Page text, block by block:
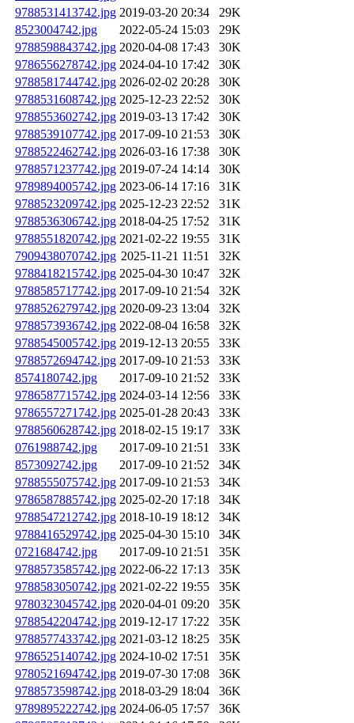
9788531413742.jpg 2019-03-20 20:34
29K
8523004742.jpg
2022-05-24 15:03
29K
9788598843742.jpg 2020-04-08 17:43
30K
9786556278742.jpg 2024-04-10 17:42
30K
9788581744742.jpg 2026-02-02 20:28
30K
9788531608742.jpg 2025-12-23 22:52
30K
9788553602742.jpg 2019-03-13 17:42
30K
9788539107742.jpg 2017-09-10 21:53
30K
9788522462742.jpg 2026-03-16 17:38
30K
9788571237742.jpg 2019-07-24 14:14
30K
9789894005742.jpg 2023-06-14 17:16
31K
9788523209742.jpg 2025-12-23 22:52
31K
9788536306742.jpg 2018-04-25 17:52
31K
9788551820742.jpg 2021-02-22 19:55
31K
7909438070742.jpg 2025-11-21 11:51
32K
9788418215742.jpg 2025-04-30 10:47
32K
9788585717742.jpg 2017-09-10 21:54
32K
9788526279742.jpg 2020-09-23 13:04
32K
9788573936742.jpg 2022-08-04 16:58
32K
9788545005742.jpg 2019-12-13 20:55
33K
9788572694742.jpg 2017-09-10 21:53
33K
8574180742.jpg
2017-09-10 21:52
33K
9786587715742.jpg 2024-03-14 12:56
33K
9786557271742.jpg 2025-01-28 20:43
33K
9788560628742.jpg 2018-02-15 19:17
33K
0761988742.jpg
2017-09-10 21:51
33K
8573092742.jpg
2017-09-10 21:52
34K
9788555075742.jpg 2017-09-10 21:53
34K
9786587885742.jpg 2025-02-20 17:18
34K
9788547212742.jpg 2018-10-19 18:12
34K
9788416529742.jpg 2025-04-30 15:10
34K
0721684742.jpg
2017-09-10 21:51
35K
9788573585742.jpg 2022-06-22 17:13
35K
9788583050742.jpg 2021-02-22 19:55
35K
9780323045742.jpg 2020-04-01 09:20
35K
9788542204742.jpg 2019-12-17 17:22
35K
9788577433742.jpg 2021-03-12 18:25
35K
9786525140742.jpg 2024-10-02 17:51
35K
9780521694742.jpg 2019-07-30 17:08
36K
9788573598742.jpg 2018-03-29 18:04
36K
9789895222742.jpg 2024-06-05 17:57
36K